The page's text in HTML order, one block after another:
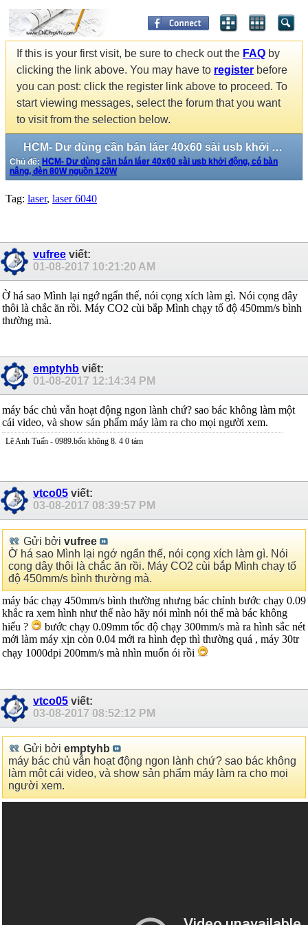
If this is your first visit, be sure to check out the FAQ by
clicking the link above. You may have to register before
you can post: click the register link above to proceed. To
start viewing messages, select the forum that you want
to visit from the selection below.
HCM- Dư dùng cần bán láer 40x60 sài usb khởi động, có bàn nâng, đèn 80W nguồn 120W
Chủ đề: HCM- Dư dùng cần bán láer 40x60 sài usb khởi động, có bàn
nâng, đèn 80W nguồn 120W
Tag: laser, laser 6040
vufree viết:
01-08-2017 10:21:20 AM
Ờ há sao Mình lại ngớ ngẩn thế, nói cọng xích làm gì. Nói cọng dây
thôi là chắc ăn rồi. Máy CO2 cùi bắp Mình chạy tố độ 450mm/s bình
thường mà.
emptyhb viết:
01-08-2017 12:14:34 PM
máy bác chủ vẫn hoạt động ngon lành chứ? sao bác không làm một
cái video, và show sản phẩm máy làm ra cho mọi người xem.
Lê Anh Tuấn - 0989.bốn không 8. 4 0 tám
vtco05 viết:
03-08-2017 08:39:57 PM
Gửi bởi vufree
Ờ há sao Mình lại ngớ ngẩn thế, nói cọng xích làm gì. Nói
cọng dây thôi là chắc ăn rồi. Máy CO2 cùi bắp Mình chạy tố
độ 450mm/s bình thường mà.
máy bác chạy 450mm/s bình thường nhưng bác chỉnh bước chạy 0.09
khắc ra xem hình như thế nào hãy nói mình nói thế mà bác không
hiểu ?
bước chạy 0.09mm tốc độ chạy 300mm/s mà ra hình sắc nét
mới làm máy xịn còn 0.04 mới ra hình đẹp thì thường quá , máy 30tr
chạy 1000dpi 200mm/s mà nhìn muốn ói rồi
vtco05 viết:
03-08-2017 08:52:12 PM
Gửi bởi emptyhb
máy bác chủ vẫn hoạt động ngon lành chứ? sao bác không
làm một cái video, và show sản phẩm máy làm ra cho mọi
người xem.